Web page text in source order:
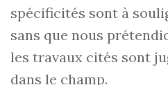
spécificités sont à
sans que nous
les travaux cités sont
dans le champ.